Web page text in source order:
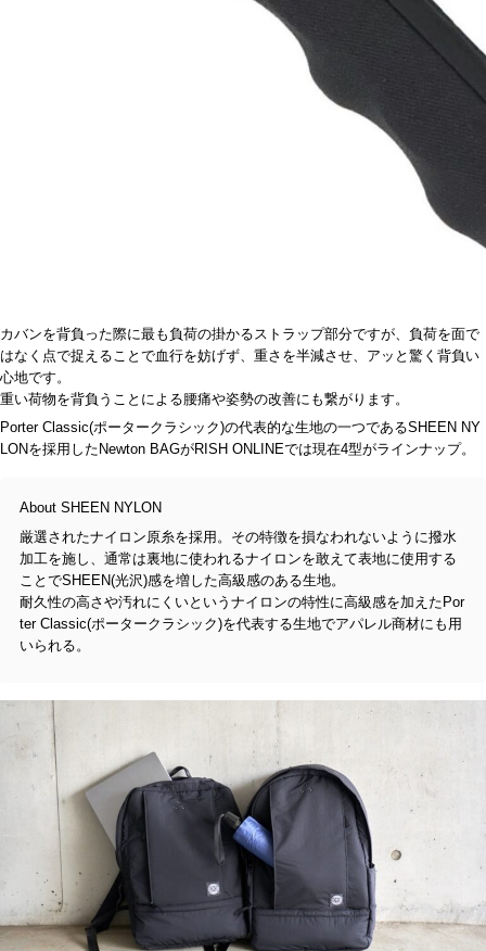
カバンを背負った際に最も負荷の掛かるストラップ部分ですが、負荷を面で
はなく点で捉えることで血行を妨げず、重さを半減させ、アッと驚く背負い
心地です。
重い荷物を背負うことによる腰痛や姿勢の改善にも繋がります。
Porter Classic(ポータークラシック)の代表的な生地の一つであるSHEEN NY
LONを採用したNewton BAGがRISH ONLINEでは現在4型がラインナップ。
About SHEEN NYLON
厳選されたナイロン原糸を採用。その特徴を損なわれないように撥水
加工を施し、通常は裏地に使われるナイロンを敢えて表地に使用する
ことでSHEEN(光沢)感を増した高級感のある生地。
耐久性の高さや汚れにくいというナイロンの特性に高級感を加えたPor
ter Classic(ポータークラシック)を代表する生地でアパレル商材にも用
いられる。